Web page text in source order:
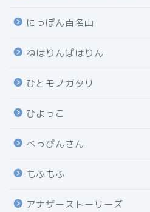
にっぽん百名山
ねほりんぱほりん
ひとモノガタリ
ひよっこ
べっぴんさん
もふもふ
アナザーストーリーズ